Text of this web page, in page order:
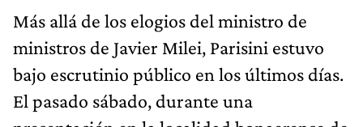
Más allá de los elogios del ministro de
ministros de Javier Milei, Parisini estuvo
bajo escrutinio público en los últimos días.
El pasado sábado, durante una